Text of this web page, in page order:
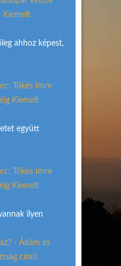
Kiemelt
ahhoz képest,
Tőkés Imre
Kiemelt
együtt
Tőkés Imre
Kiemelt
ilyen
- Ádám és
című